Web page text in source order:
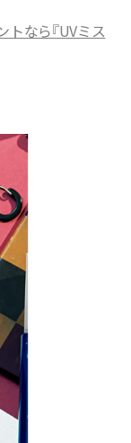
トなら『UVミス